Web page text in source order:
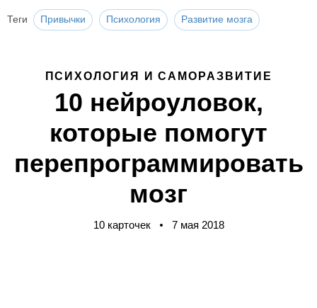
Теги Привычки Психология Развитие мозга
ПСИХОЛОГИЯ И САМОРАЗВИТИЕ
10 нейроуловок,
которые помогут
перепрограммировать
мозг
10 карточек 7 мая 2018